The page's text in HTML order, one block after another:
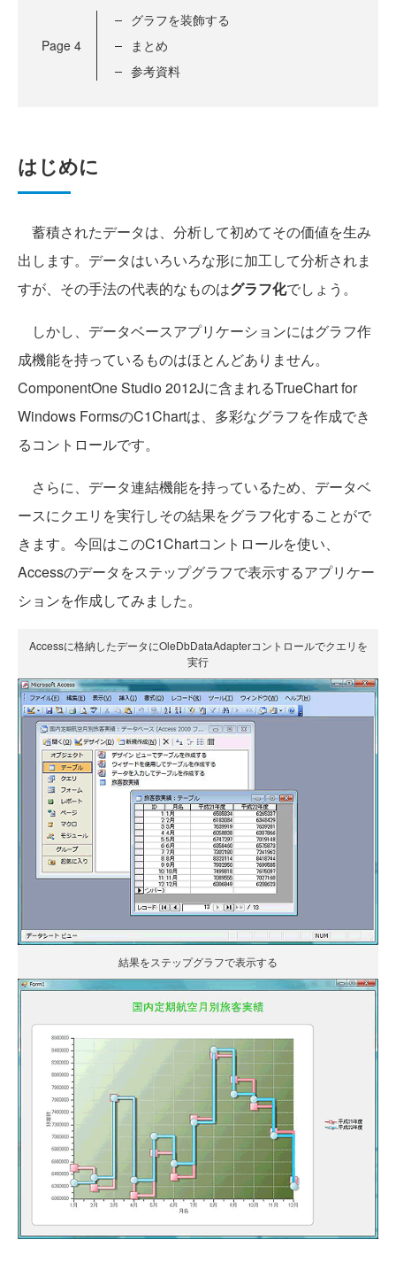
Page 4
グラフを装飾する
まとめ
参考資料
はじめに
蓄積されたデータは、分析して初めてその価値を生み
出します。データはいろいろな形に加工して分析されま
すが、その手法の代表的なものはグラフ化でしょう。
しかし、データベースアプリケーションにはグラフ作
成機能を持っているものはほとんどありません。
ComponentOne Studio 2012Jに含まれるTrueChart for
Windows FormsのC1Chartは、多彩なグラフを作成でき
るコントロールです。
さらに、データ連結機能を持っているため、データベ
ースにクエリを実行しその結果をグラフ化することがで
きます。今回はこのC1Chartコントロールを使い、
Accessのデータをステップグラフで表示するアプリケー
ションを作成してみました。
Accessに格納したデータにOleDbDataAdapterコントロールでクエリを
実行
結果をステップグラフで表示する